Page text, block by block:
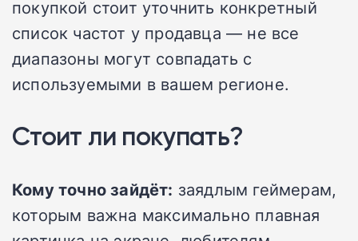
покупкой стоит уточнить конкретный
список частот у продавца — не все
диапазоны могут совпадать с
используемыми в вашем регионе.
Стоит ли покупать?
Кому точно зайдёт: заядлым геймерам,
которым важна максимально плавная